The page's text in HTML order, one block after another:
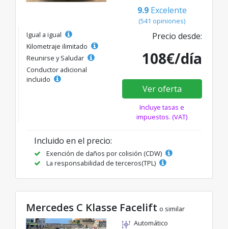
9.9 Excelente
(541 opiniones)
Igual a igual
Kilometraje ilimitado
Reunirse y Saludar
Conductor adicional
incluido
Precio desde:
108€/día
Ver oferta
Incluye tasas e
impuestos. (VAT)
Incluido en el precio:
Exención de daños por colisión (CDW)
La responsabilidad de terceros(TPL)
Mercedes C Klasse Facelift o similar
Automático